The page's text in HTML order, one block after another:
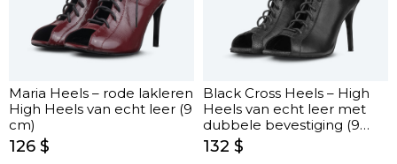
Maria Heels – rode lakleren
High Heels van echt leer (9
cm)
126 $
Black Cross Heels – High
Heels van echt leer met
dubbele bevestiging (9
cm)
132 $